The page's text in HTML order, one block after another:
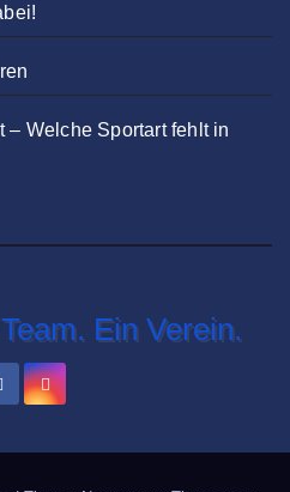
– Welche Sportart fehlt in